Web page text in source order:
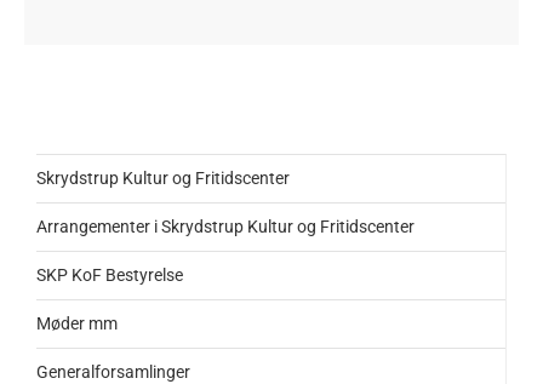
Kontakt
Skrydstrup Kultur og Fritidscenter
Arrangementer i Skrydstrup Kultur og Fritidscenter
SKP KoF Bestyrelse
Møder mm
Generalforsamlinger